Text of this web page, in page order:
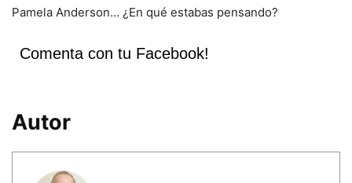
Pamela Anderson… ¿En qué estabas pensando?
Comenta con tu Facebook!
Autor